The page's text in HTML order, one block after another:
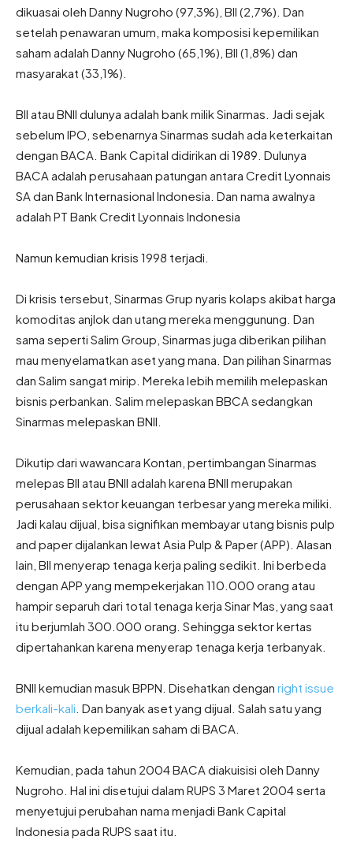
dikuasai oleh Danny Nugroho (97,3%), BII (2,7%). Dan
setelah penawaran umum, maka komposisi kepemilikan
saham adalah Danny Nugroho (65,1%), BII (1,8%) dan
masyarakat (33,1%).
BII atau BNII dulunya adalah bank milik Sinarmas. Jadi sejak
sebelum IPO, sebenarnya Sinarmas sudah ada keterkaitan
dengan BACA. Bank Capital didirikan di 1989. Dulunya
BACA adalah perusahaan patungan antara Credit Lyonnais
SA dan Bank Internasional Indonesia. Dan nama awalnya
adalah PT Bank Credit Lyonnais Indonesia
Namun kemudian krisis 1998 terjadi.
Di krisis tersebut, Sinarmas Grup nyaris kolaps akibat harga
komoditas anjlok dan utang mereka menggunung. Dan
sama seperti Salim Group, Sinarmas juga diberikan pilihan
mau menyelamatkan aset yang mana. Dan pilihan Sinarmas
dan Salim sangat mirip. Mereka lebih memilih melepaskan
bisnis perbankan. Salim melepaskan BBCA sedangkan
Sinarmas melepaskan BNII.
Dikutip dari wawancara Kontan, pertimbangan Sinarmas
melepas BII atau BNII adalah karena BNII merupakan
perusahaan sektor keuangan terbesar yang mereka miliki.
Jadi kalau dijual, bisa signifikan membayar utang bisnis pulp
and paper dijalankan lewat Asia Pulp & Paper (APP). Alasan
lain, BII menyerap tenaga kerja paling sedikit. Ini berbeda
dengan APP yang mempekerjakan 110.000 orang atau
hampir separuh dari total tenaga kerja Sinar Mas, yang saat
itu berjumlah 300.000 orang. Sehingga sektor kertas
dipertahankan karena menyerap tenaga kerja terbanyak.
BNII kemudian masuk BPPN. Disehatkan dengan right issue
berkali-kali . Dan banyak aset yang dijual. Salah satu yang
dijual adalah kepemilikan saham di BACA.
Kemudian, pada tahun 2004 BACA diakuisisi oleh Danny
Nugroho. Hal ini disetujui dalam RUPS 3 Maret 2004 serta
menyetujui perubahan nama menjadi Bank Capital
Indonesia pada RUPS saat itu.